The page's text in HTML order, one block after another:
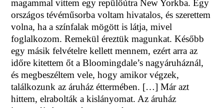
magammal vittem egy repülőútra New Yorkba. Egy
országos tévéműsorba voltam hivatalos, és szerettem
volna, ha a színfalak mögött is látja, mivel
foglalkozom. Remekül éreztük magunkat. Később
egy másik felvételre kellett mennem, ezért arra az
időre kitettem őt a Bloomingdale’s nagyáruháznál,
és megbeszéltem vele, hogy amikor végzek,
találkozunk az áruház éttermében. […] Már azt
hittem, elrabolták a kislányomat. Az áruház